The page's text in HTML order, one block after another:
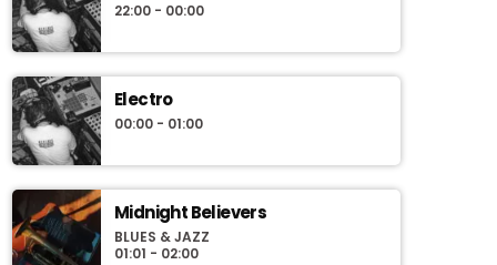
22:00 - 00:00
Electro
00:00 - 01:00
Midnight Believers
BLUES & JAZZ
01:01 - 02:00